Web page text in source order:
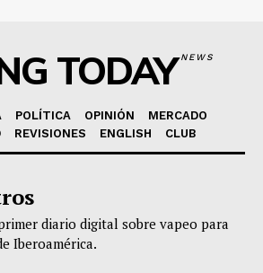
TODAYNEWS
POLÍTICA OPINIÓN
MERCADO
REVISIONES ENGLISH CLUB
diario digital sobre vapeo para
Iberoamérica.